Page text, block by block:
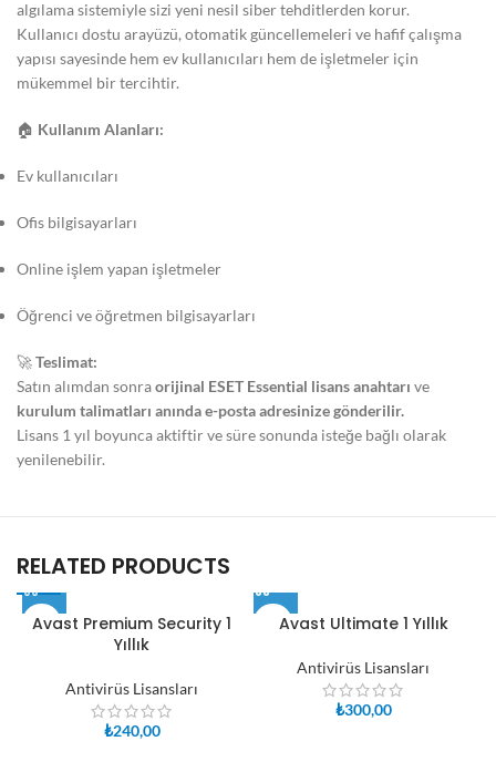
algılama sistemiyle sizi yeni nesil siber tehditlerden korur.
Kullanıcı dostu arayüzü, otomatik güncellemeleri ve hafif çalışma
yapısı sayesinde hem ev kullanıcıları hem de işletmeler için
mükemmel bir tercihtir.
🏠 Kullanım Alanları:
Ev kullanıcıları
Ofis bilgisayarları
Online işlem yapan işletmeler
Öğrenci ve öğretmen bilgisayarları
🚀Teslimat:
Satın alımdan sonraorijinal ESET Essential lisans anahtarı ve
kurulum talimatları anında e-posta adresinize gönderilir.
Lisans 1 yıl boyunca aktiftir ve süre sonunda isteğe bağlı olarak
yenilenebilir.
RELATED PRODUCTS
Avast Premium Security 1
Yıllık
Antivirüs Lisansları
₺240,00
Avast Ultimate 1 Yıllık
Antivirüs Lisansları
₺300,00